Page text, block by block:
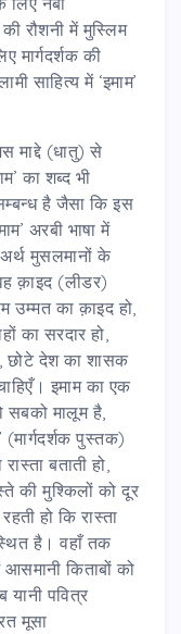
रौशनी में मुस्लिम
मार्गदर्शक की
साहित्य में ‘इमाम’
माद्दे (धातु) से
का शब्द भी
है जैसा कि इस
अरबी भाषा में
मुसलमानों के
क़ाइद (लीडर)
उम्मत का क़ाइद हो,
का सरदार हो,
छोटे देश का शासक
इमाम का एक
सबको मालूम है,
(मार्गदर्शक पुस्तक)
बताती हो,
की मुश्किलों को दूर
हो कि रास्ता
है। वहाँ तक
किताबों को
यानी पवित्र
मूसा